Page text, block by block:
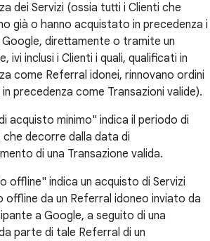
dei Servizi (ossia tutti i Clienti che
già o hanno acquistato in precedenza i
Google, direttamente o tramite un
ivi inclusi i Clienti i quali, qualificati in
come Referral idonei, rinnovano ordini
precedenza come Transazioni valide).
acquisto minimo" indica il periodo di
che decorre dalla data di
di una Transazione valida.
offline" indica un acquisto di Servizi
da un Referral idoneo inviato da
a Google, a seguito di una
parte di tale Referral di un